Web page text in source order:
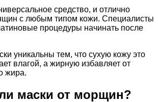
средство, и отлично
с любым типом кожи. Специалисты
процедуры начинать после
уникальны тем, что сухую кожу это
влагой, а жирную избавляет от
жира.
маски от морщин?